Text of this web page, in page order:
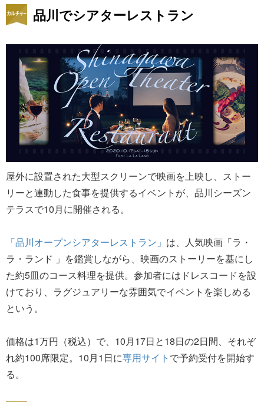
品川でシアターレストラン
屋外に設置された大型スクリーンで映画を上映し、ストー
リーと連動した食事を提供するイベントが、品川シーズン
テラスで10月に開催される。
「品川オープンシアターレストラン」 は、人気映画「ラ・
ラ・ランド 」を鑑賞しながら、映画のストーリーを基にし
た約5皿のコース料理を提供。参加者にはドレスコードを設
けており、ラグジュアリーな雰囲気でイベントを楽しめる
という。
価格は1万円（税込）で、10月17日と18日の2日間、それぞ
れ約100席限定。10月1日に専用サイト で予約受付を開始す
る。